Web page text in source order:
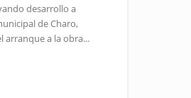
desarrollo a
de Charo,
arranque a la obra...